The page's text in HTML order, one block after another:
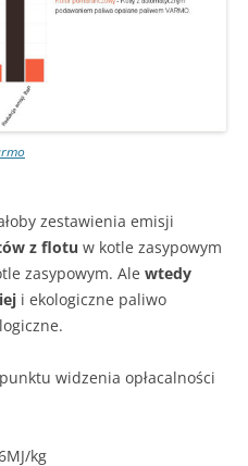
zestawienia emisji
z flotu w kotle zasypowym
zasypowym. Ale wtedy
i ekologiczne paliwo
widzenia opłacalności
kg